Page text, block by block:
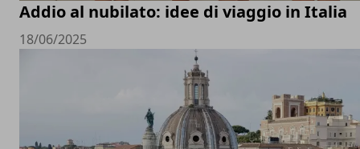
Addio al nubilato: idee di viaggio in Italia
18/06/2025